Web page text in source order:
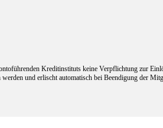
Kreditinstituts keine Verpflichtung zur
und erlischt automatisch bei Beendigung der